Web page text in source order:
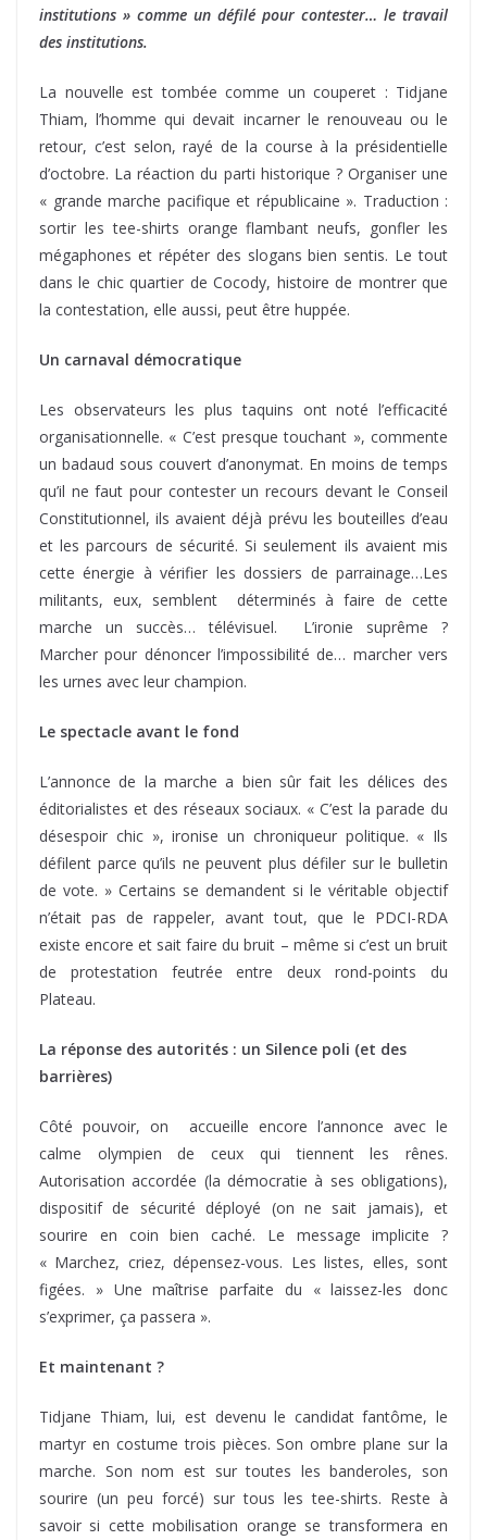
institutions » comme un défilé pour contester… le travail
des institutions.
La nouvelle est tombée comme un couperet : Tidjane
Thiam, l’homme qui devait incarner le renouveau ou le
retour, c’est selon, rayé de la course à la présidentielle
d’octobre. La réaction du parti historique ? Organiser une
« grande marche pacifique et républicaine ». Traduction :
sortir les tee-shirts orange flambant neufs, gonfler les
mégaphones et répéter des slogans bien sentis. Le tout
dans le chic quartier de Cocody, histoire de montrer que
la contestation, elle aussi, peut être huppée.
Un carnaval démocratique
Les observateurs les plus taquins ont noté l’efficacité
organisationnelle. « C’est presque touchant », commente
un badaud sous couvert d’anonymat. En moins de temps
qu’il ne faut pour contester un recours devant le Conseil
Constitutionnel, ils avaient déjà prévu les bouteilles d’eau
et les parcours de sécurité. Si seulement ils avaient mis
cette énergie à vérifier les dossiers de parrainage…Les
militants, eux, semblent déterminés à faire de cette
marche un succès… télévisuel. L’ironie suprême ?
Marcher pour dénoncer l’impossibilité de… marcher vers
les urnes avec leur champion.
Le spectacle avant le fond
L’annonce de la marche a bien sûr fait les délices des
éditorialistes et des réseaux sociaux. « C’est la parade du
désespoir chic », ironise un chroniqueur politique. « Ils
défilent parce qu’ils ne peuvent plus défiler sur le bulletin
de vote. » Certains se demandent si le véritable objectif
n’était pas de rappeler, avant tout, que le PDCI-RDA
existe encore et sait faire du bruit – même si c’est un bruit
de protestation feutrée entre deux rond-points du
Plateau.
La réponse des autorités : un Silence poli (et des
barrières)
Côté pouvoir, on accueille encore l’annonce avec le
calme olympien de ceux qui tiennent les rênes.
Autorisation accordée (la démocratie à ses obligations),
dispositif de sécurité déployé (on ne sait jamais), et
sourire en coin bien caché. Le message implicite ?
« Marchez, criez, dépensez-vous. Les listes, elles, sont
figées. » Une maîtrise parfaite du « laissez-les donc
s’exprimer, ça passera ».
Et maintenant ?
Tidjane Thiam, lui, est devenu le candidat fantôme, le
martyr en costume trois pièces. Son ombre plane sur la
marche. Son nom est sur toutes les banderoles, son
sourire (un peu forcé) sur tous les tee-shirts. Reste à
savoir si cette mobilisation orange se transformera en